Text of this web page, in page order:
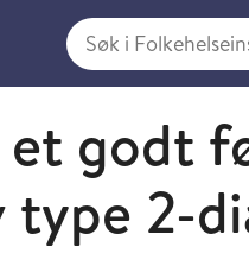
Søk i
godt
type 2-